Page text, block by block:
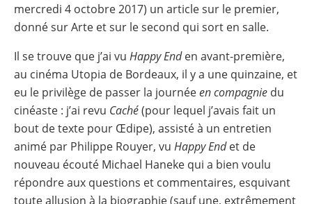
mercredi 4 octobre 2017) un article sur le premier,
donné sur Arte et sur le second qui sort en salle.
Il se trouve que j’ai vu Happy Enden avant-première,
au cinéma Utopia de Bordeaux, il y a une quinzaine, et
eu le privilège de passer la journéeen compagnie du
cinéaste : j’ai revu Caché(pour lequel j’avais fait un
bout de texte pour Œdipe), assisté à un entretien
animé par Philippe Rouyer, vu Happy Endet de
nouveau écouté Michael Haneke qui a bien voulu
répondre aux questions et commentaires, esquivant
toute allusion à la biographie (sauf une, extrêmement